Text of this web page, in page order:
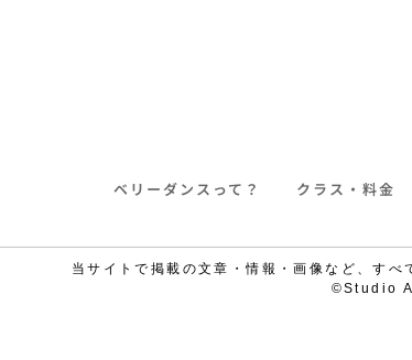
ベリーダンスって？ クラス・料金
当サイトで掲載の文章・情報・画像など、す
©Studio